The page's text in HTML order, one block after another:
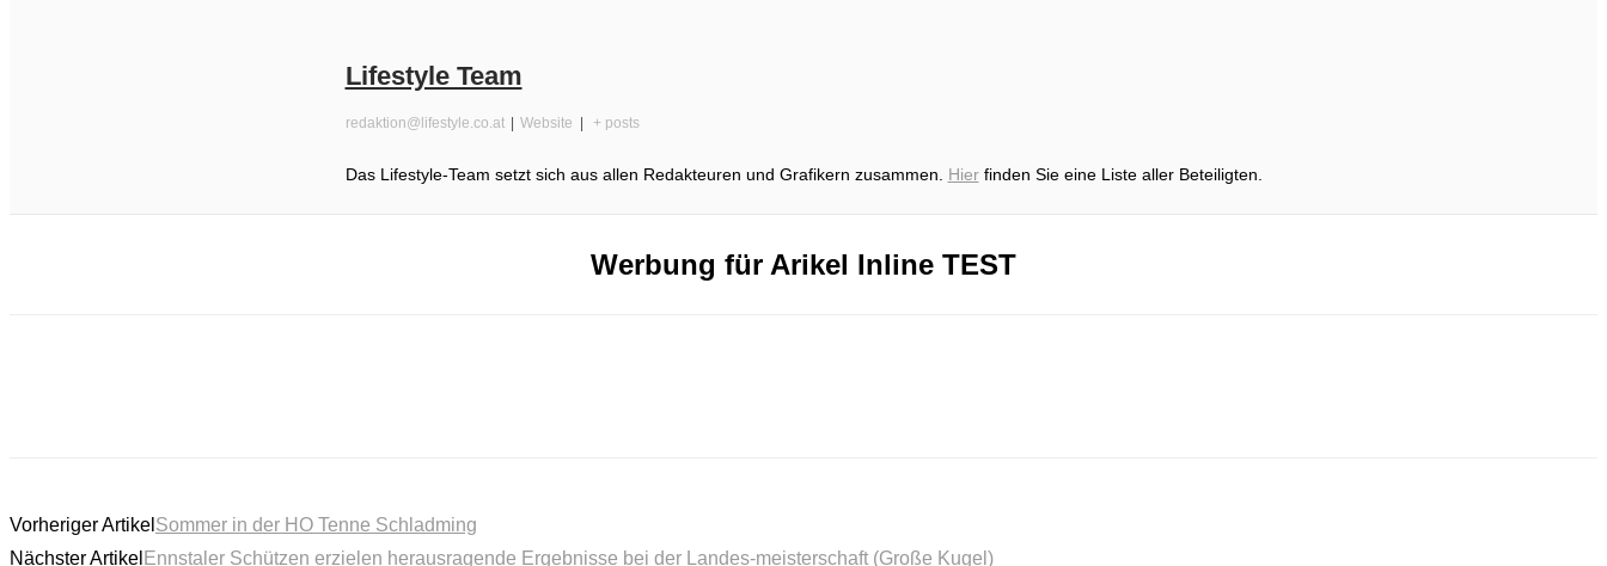
Lifestyle Team
redaktion@lifestyle.co.at | Website | + posts
Das Lifestyle-Team setzt sich aus allen Redakteuren und Grafikern zusammen. Hierfinden Sie eine Liste aller Beteiligten.
Werbung für Arikel Inline TEST
Vorheriger Artikel Sommer in der HO Tenne Schladming
Nächster Artikel Ennstaler Schützen erzielen herausragende Ergebnisse bei der Landes-meisterschaft (Große Kugel)